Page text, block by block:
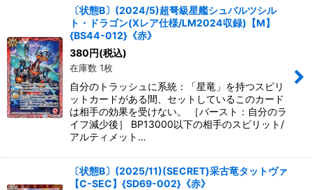
〔状態B〕(2024/5)超弩級星艦シュバルツシル
ト・ドラゴン(Xレア仕様/LM2024収録)【M】
{BS44-012}《赤》
380円(税込)
在庫数 1枚
自分のトラッシュに系統：「星竜」を持つスピリ
ットカードがある間、セットしているこのカード
は相手の効果を受けない。 ［バースト：自分のラ
イフ減少後］ BP13000以下の相手のスピリット/
アルティメット…
〔状態B〕(2025/11)(SECRET)采古竜タットヴァ
【C-SEC】{SD69-002}《赤》